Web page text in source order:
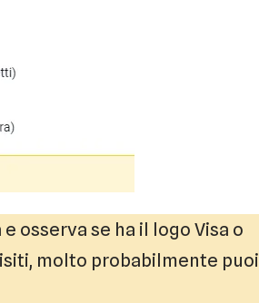
osserva se ha il logo Visa o
molto probabilmente puoi